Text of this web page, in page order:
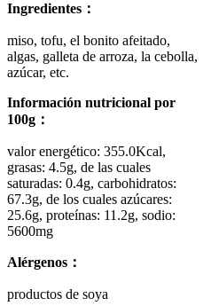
Ingredientes：
miso, tofu, el bonito afeitado,
algas, galleta de arroza, la cebolla,
azúcar, etc.
Información nutricional por
100g：
valor energético: 355.0Kcal,
grasas: 4.5g, de las cuales
saturadas: 0.4g, carbohidratos:
67.3g, de los cuales azúcares:
25.6g, proteínas: 11.2g, sodio:
5600mg
Alérgenos：
productos de soya